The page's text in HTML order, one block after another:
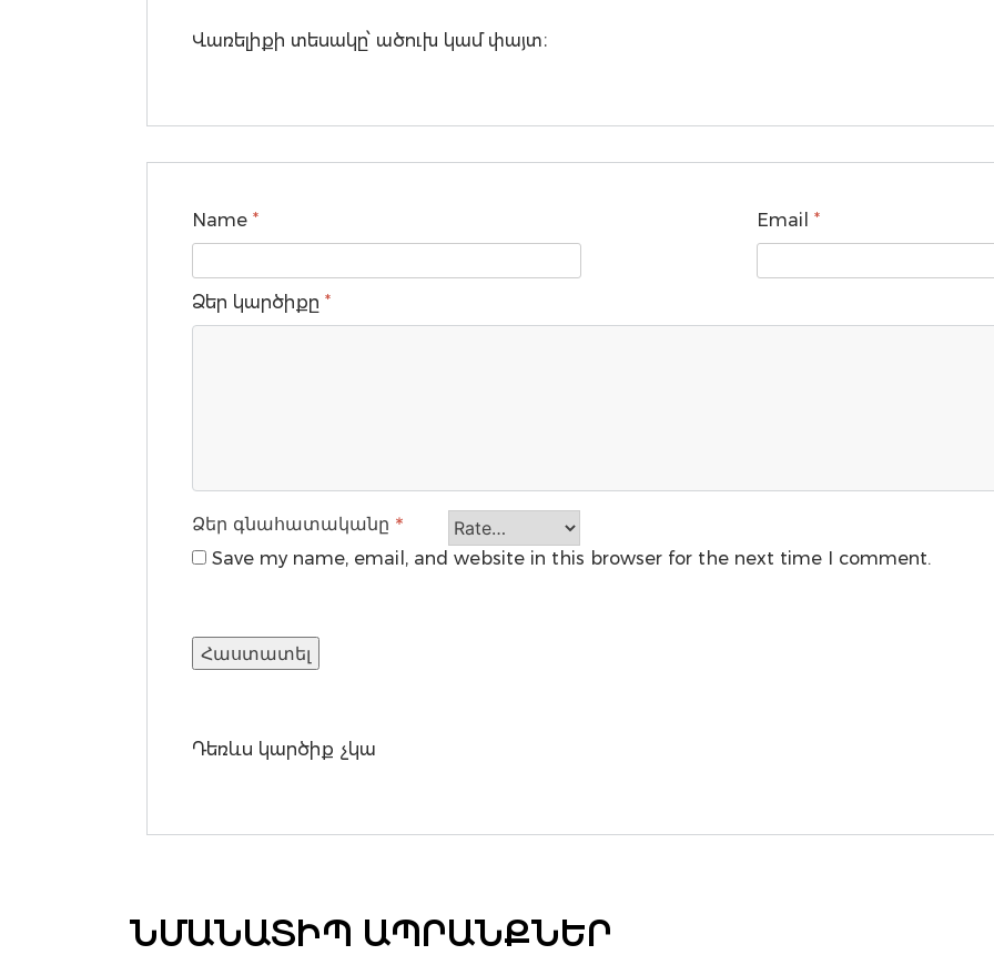
Վառելիքի տեսակը՝ ածուխ կամ փայտ։
Դեռևս կարծիք չկա
Ձեր գնահատականը *
Ձեր կարծիքը *
Name * Email*
Save my name, email, and website in this browser for the next time I comment.
ՆՄԱՆԱՏԻՊ ԱՊՐԱՆՔՆԵՐ